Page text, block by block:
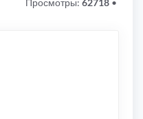
Просмотры: 62718 •